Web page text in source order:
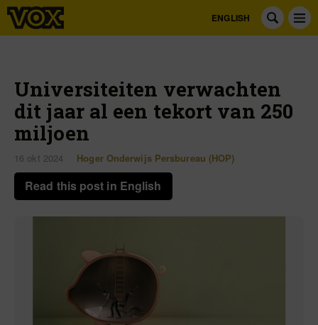
ENGLISH
Universiteiten verwachten
dit jaar al een tekort van 250
miljoen
16 okt 2024 Hoger Onderwijs Persbureau (HOP)
Read this post in English